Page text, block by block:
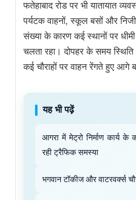
फतेहाबाद रोड पर भी यातायात
पर्यटक वाहनों, स्कूल बसों और
संख्या के कारण कई स्थानों पर धीमी
चलता रहा। दोपहर के समय
कई चौराहों पर वाहन रेंगते हुए आगे
यह भी पढ़ें
आगरा में मेट्रो निर्माण कार्य के
रही ट्रैफिक समस्या
भगवान टॉकीज और वाटरवर्क्स